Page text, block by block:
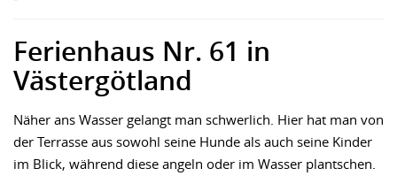
Ferienhaus Nr. 61 in
Västergötland
Näher ans Wasser gelangt man schwerlich. Hier hat man von
der Terrasse aus sowohl seine Hunde als auch seine Kinder
im Blick, während diese angeln oder im Wasser plantschen.